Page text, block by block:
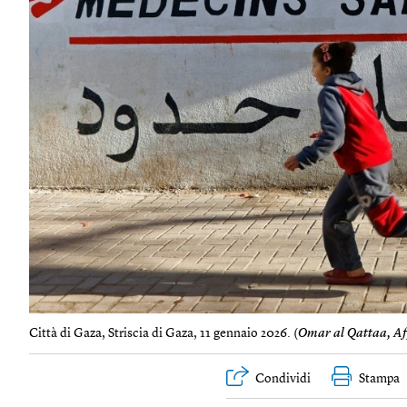
Città di Gaza, Striscia di Gaza, 11 gennaio 2026. (Omar al Qattaa,
Condividi Stampa